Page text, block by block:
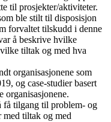
til prosjekter/aktiviteter.
ble stilt til disposisjon
forvaltet tilskudd i denne
å beskrive hvilke
tiltak og med hva
organisasjonene som
og case-studier basert
organisasjonene.
få tilgang til problem- og
med tiltak og med